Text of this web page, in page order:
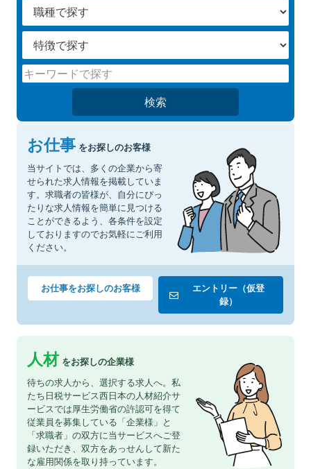
検索
お仕事 をお探しのお客様
当サイトでは、多くの企業から寄
せられた求人情報を掲載していま
す。求職者の皆様が、自分にぴっ
たりな求人情報を簡単に見つける
ことができるよう、各条件を設定
しておりますのでお気軽にご利用
ください。
お仕事をお探しのお客様
エントリー（仮登
録）
人材 をお探しの企業様
待ちの求人から、選択する求人へ。私
たち日税サービス西日本の人材紹介サ
ービスでは厚生労働省の許認可を得て
従業員を募集している「企業様」と
「求職者」の双方に当サービスへご登
録いただき、双方をあっせんして新た
な雇用関係を取り持っています。